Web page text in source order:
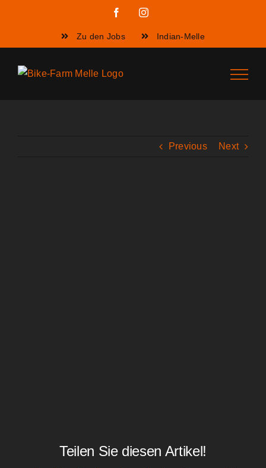
FacebookInstagram
Zu den Jobs Indian-Melle
Previous Next
Teilen Sie diesen Artikel!